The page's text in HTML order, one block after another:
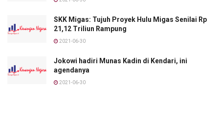
SKK Migas: Tujuh Proyek Hulu Migas Senilai Rp
21,12 Triliun Rampung
2021-06-30
Jokowi hadiri Munas Kadin di Kendari, ini
agendanya
2021-06-30